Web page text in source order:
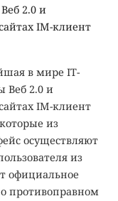
2.0 и
IM-клиент
в мире IT-
Веб 2.0 и
IM-клиент
из
осуществляют
из
официальное
противоправном